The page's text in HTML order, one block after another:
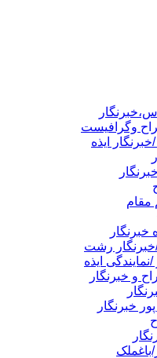
وگرافیست
ایذه
مقام
خبرنگار
رشت
ایذه
و خبرنگار
خبرنگار
باغملک